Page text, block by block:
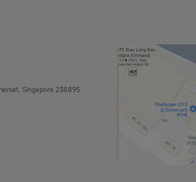
Singapore 238895